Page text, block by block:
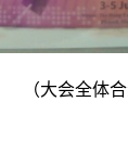
（大会全体合